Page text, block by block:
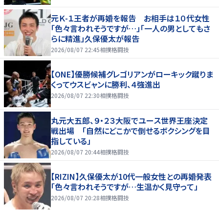
元Ｋ-１王者が再婚を報告 お相手は１０代女性
「色々言われそうですが…」「一人の男としてもさ
らに精進」久保優太が報告
2026/08/07 22:45相撲格闘技
【ONE】優勝候補グレゴリアンがローキック蹴りま
くってウスビャンに勝利、４強進出
2026/08/07 22:30相撲格闘技
丸元大五郎、９・２３大阪でユース世界王座決定
戦出場 「自然にどこかで倒せるボクシングを目
指している」
2026/08/07 20:44相撲格闘技
【RIZIN】久保優太が10代一般女性との再婚発表
「色々言われそうですが…生温かく見守って」
2026/08/07 20:28相撲格闘技